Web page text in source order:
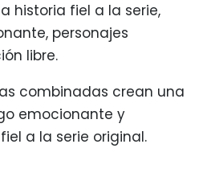
historia fiel a la serie,
personajes
libre.
combinadas crean una
emocionante y
a la serie original.